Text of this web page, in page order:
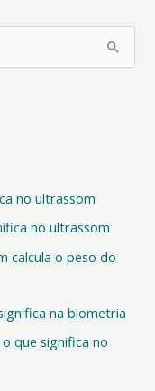
no ultrassom
no ultrassom
calcula o peso do
na biometria
que significa no